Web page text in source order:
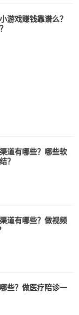
游戏赚钱靠谱么？
道有哪些？哪些软
？
道有哪些？做视频
些？做医疗陪诊一